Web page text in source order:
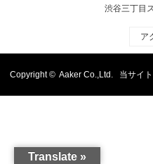
渋谷三丁目
ア
Copyright © Aaker Co.,Ltd. 当サイ
Translate »